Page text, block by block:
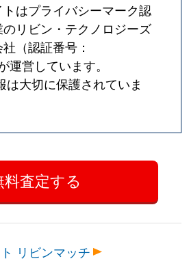
トはプライバシーマーク認
のリビン・テクノロジーズ
（認証番号：
運営しています。
は大切に保護されていま
リビンマッチ